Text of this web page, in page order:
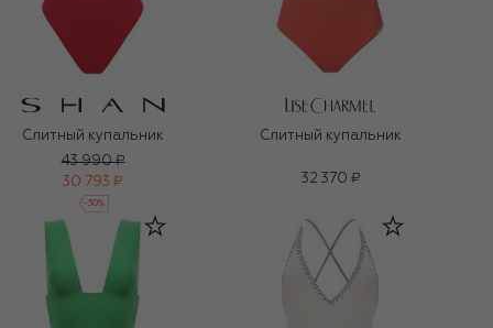
Слитный купальник
43 990 ₽
30 793 ₽
-30%
Слитный купальник
32 370 ₽